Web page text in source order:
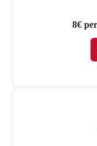
8€